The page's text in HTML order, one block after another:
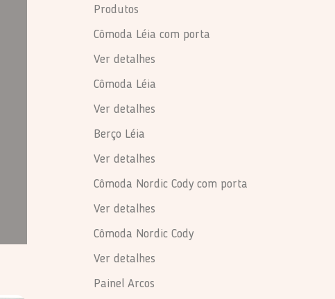
Produtos
Cômoda Léia com porta
Ver detalhes
Cômoda Léia
Ver detalhes
Berço Léia
Ver detalhes
Cômoda Nordic Cody com porta
Ver detalhes
Cômoda Nordic Cody
Ver detalhes
Painel Arcos